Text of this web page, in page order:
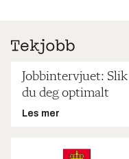
Jobbintervjuet:
du deg optimalt
Les mer